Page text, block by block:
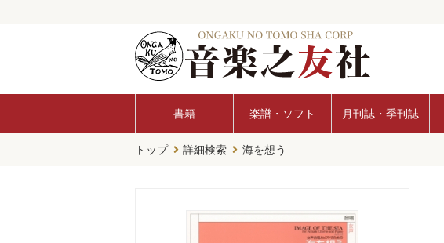
書籍 楽譜・ソフト 月刊誌・季刊誌
トップ 詳細検索 海を想う